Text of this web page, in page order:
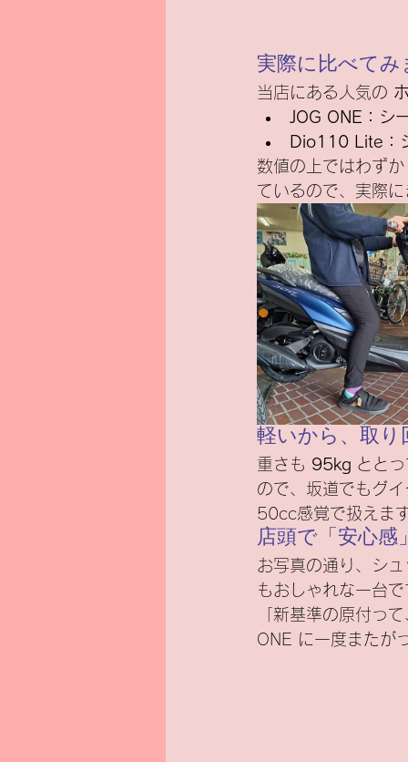
実際に比べてみ
当店にある人気の
JOG ONE：シ
Dio110 Lite：
数値の上ではわずか
ているので、実際
軽いから、取り
重さも 95kg とと
ので、坂道でもグ
50cc感覚で扱えます
店頭で「安心感
お写真の通り、シ
もおしゃれな一台で
「新基準の原付っ
ONE に一度またが